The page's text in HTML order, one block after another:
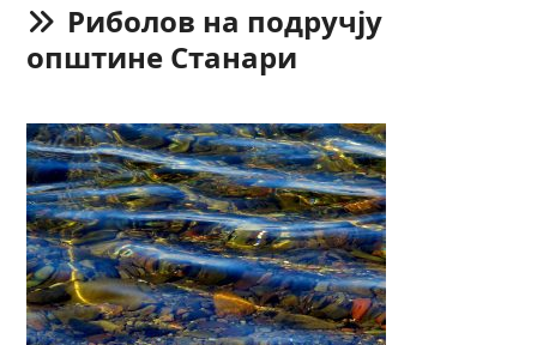
Риболов на подручју
општине Станари